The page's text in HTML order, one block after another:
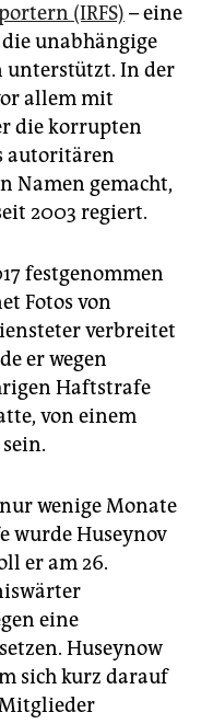
(IRFS) – eine
unabhängige
unterstützt. In der
allem mit
die korrupten
autoritären
Namen gemacht,
2003 regiert.
festgenommen
Fotos von
verbreitet
er wegen
Haftstrafe
von einem
wenige Monate
wurde Huseynov
er am 26.
eine
Huseynow
sich kurz darauf